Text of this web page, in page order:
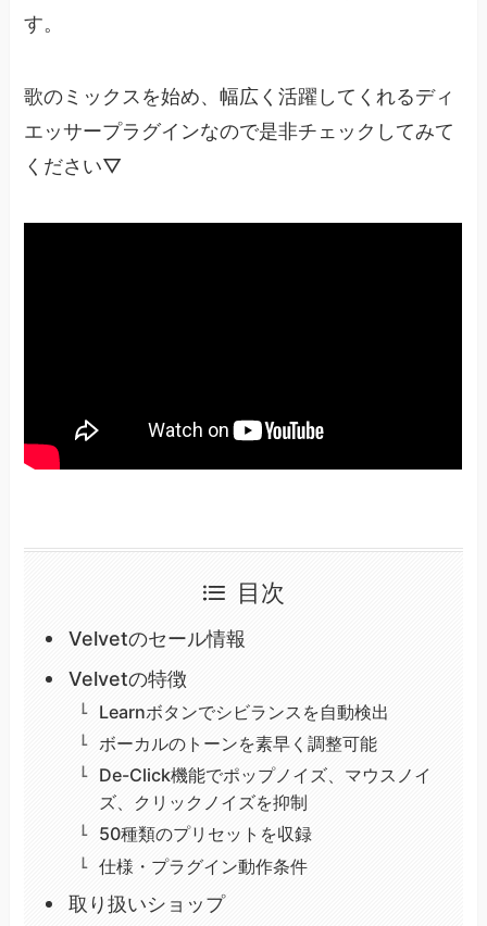
す。
歌のミックスを始め、幅広く活躍してくれるディ
エッサープラグインなので是非チェックしてみて
ください▽
目次
Velvetのセール情報
Velvetの特徴
Learnボタンでシビランスを自動検出
ボーカルのトーンを素早く調整可能
De-Click機能でポップノイズ、マウスノイ
ズ、クリックノイズを抑制
50種類のプリセットを収録
仕様・プラグイン動作条件
取り扱いショップ